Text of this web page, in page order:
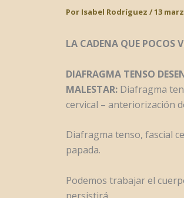
Por Isabel Rodríguez /13
LA CADENA QUE POCOS
DIAFRAGMA TENSO
MALESTAR: Diafragma
cervical – anteriorización
Diafragma tenso, fascial
papada.
Podemos trabajar el